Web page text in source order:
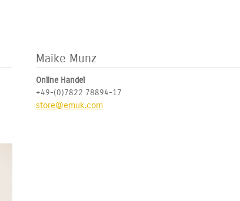
Maike Munz
Online Handel
+49-(0)7822 78894-17
store@emuk.com